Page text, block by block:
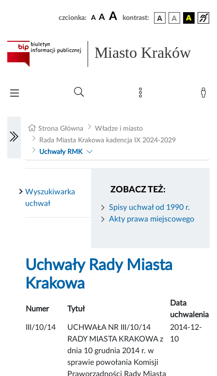
czcionka: A A A kontrast:
Miasto Kraków
Strona Główna
Władze i miasto
Rada Miasta Krakowa kadencja IX 2024-2029
Uchwały RMK
ZOBACZ TEŻ:
Spisy uchwał od 1990 r.
Akty prawa miejscowego
Wyszukiwarka
uchwał
Uchwały Rady Miasta
Krakowa
Numer Tytuł
Data
uchwalenia
III/10/14
UCHWAŁA NR III/10/14
RADY MIASTA KRAKOWA z
dnia 10 grudnia 2014 r. w
sprawie powołania Komisji
Praworządności Rady Miasta
2014-12-
10